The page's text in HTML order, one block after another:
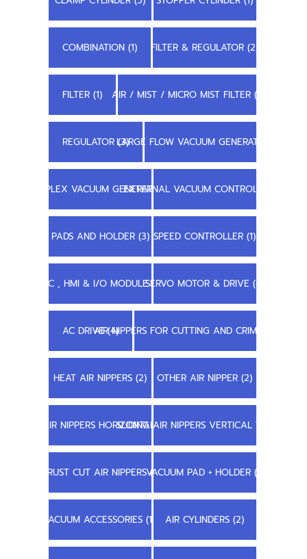
COMBINATION (1) FILTER & REGULATOR (2)
FILTER (1) AIR / MIST / MICRO MIST FILTER (1)
REGULATOR (3)LARGE FLOW VACUUM GENERATOR (3)
COMPLEX VACUUM GENERATOR (1)EXTERNAL VACUUM CONTROLLER (1)
PADS AND HOLDER (3) SPEED CONTROLLER (1)
PLC , HMI & I/O MODULE (6)SERVO MOTOR & DRIVE (4)
AC DRIVE (4)AIR NIPPERS FOR CUTTING AND CRIMPING (22)
HEAT AIR NIPPERS (2) OTHER AIR NIPPER (2)
SLIDING AIR NIPPERS HORIZONTAL TYPE (7)SLIDING AIR NIPPERS VERTICAL TYPE (8)
TRUST CUT AIR NIPPERS (1)VACUUM PAD + HOLDER (1)
VACUUM ACCESSORIES (11) AIR CYLINDERS (2)